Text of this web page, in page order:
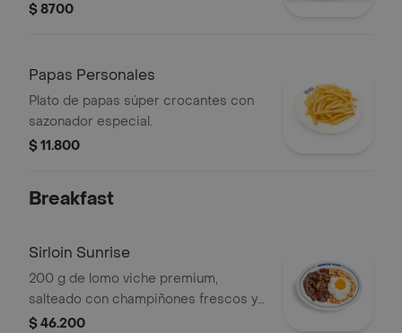
$ 8700
Papas Personales
Plato de papas súper crocantes con
sazonador especial.
$ 11.800
Breakfast
Sirloin Sunrise
200 g de lomo viche premium,
salteado con champiñones frescos y
cebolla caramelizada, acompañado
$ 46.200